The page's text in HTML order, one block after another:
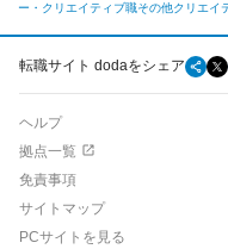
ー・クリエイティブ職その他クリエイ
転職サイト dodaをシェア
ヘルプ
拠点一覧
免責事項
サイトマップ
PCサイトを見る